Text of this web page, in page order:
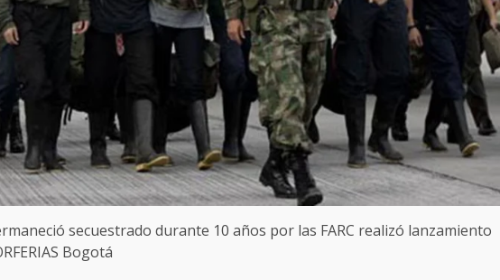
secuestrado durante 10 años por las FARC realizó lanzamiento
Bogotá